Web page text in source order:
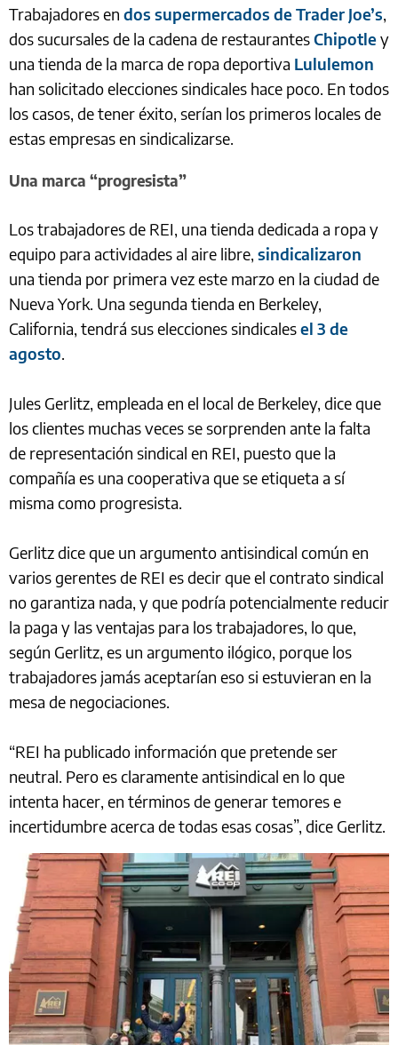
Trabajadores en dos supermercados de Trader Joe’s,
dos sucursales de la cadena de restaurantesChipotley
una tienda de la marca de ropa deportiva Lululemon
han solicitado elecciones sindicales hace poco. En todos
los casos, de tener éxito, serían los primeros locales de
estas empresas en sindicalizarse.
Una marca “progresista”
Los trabajadores de REI, una tienda dedicada a ropa y
equipo para actividades al aire libre, sindicalizaron
una tienda por primera vez este marzo en la ciudad de
Nueva York. Una segunda tienda en Berkeley,
California, tendrá sus elecciones sindicalesel 3 de
agosto.
Jules Gerlitz, empleada en el local de Berkeley, dice que
los clientes muchas veces se sorprenden ante la falta
de representación sindical en REI, puesto que la
compañía es una cooperativa que se etiqueta a sí
misma como progresista.
Gerlitz dice que un argumento antisindical común en
varios gerentes de REI es decir que el contrato sindical
no garantiza nada, y que podría potencialmente reducir
la paga y las ventajas para los trabajadores, lo que,
según Gerlitz, es un argumento ilógico, porque los
trabajadores jamás aceptarían eso si estuvieran en la
mesa de negociaciones.
“REI ha publicado información que pretende ser
neutral. Pero es claramente antisindical en lo que
intenta hacer, en términos de generar temores e
incertidumbre acerca de todas esas cosas”, dice Gerlitz.